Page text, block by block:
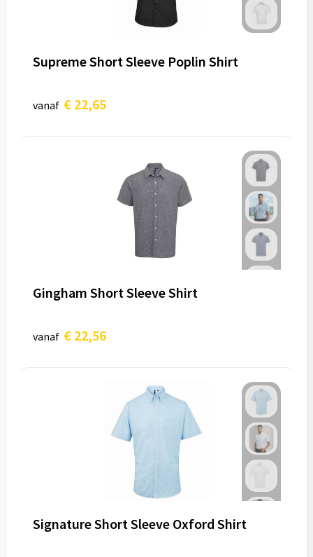
Supreme Short Sleeve Poplin Shirt
vanaf € 22,65
Gingham Short Sleeve Shirt
vanaf € 22,56
Signature Short Sleeve Oxford Shirt